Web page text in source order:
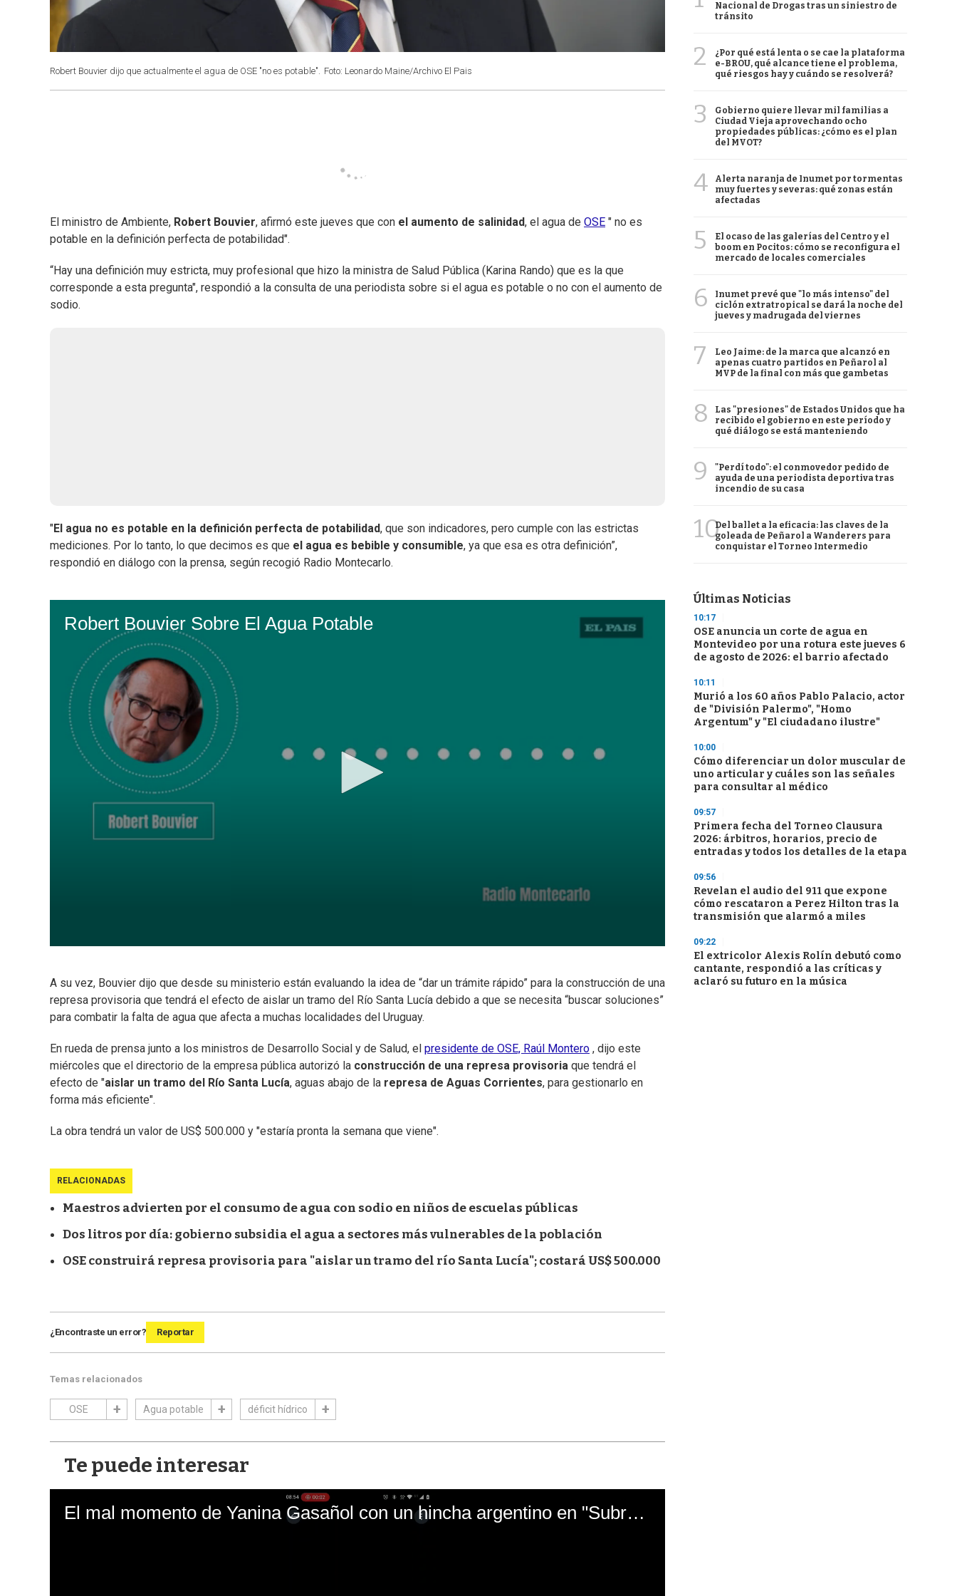
Robert Bouvier dijo que actualmente el agua de OSE "no es potable". Foto: Leonardo Maine/Archivo El Pais
El ministro de Ambiente, Robert Bouvier, afirmó este jueves que con el aumento de salinidad, el agua de OSE " no es
potable en la definición perfecta de potabilidad".
“Hay una definición muy estricta, muy profesional que hizo la ministra de Salud Pública (Karina Rando) que es la que
corresponde a esta pregunta", respondió a la consulta de una periodista sobre si el agua es potable o no con el aumento de
sodio.
"El agua no es potable en la definición perfecta de potabilidad, que son indicadores, pero cumple con las estrictas
mediciones. Por lo tanto, lo que decimos es que el agua es bebible y consumible, ya que esa es otra definición”,
respondió en diálogo con la prensa, según recogió Radio Montecarlo.
A su vez, Bouvier dijo que desde su ministerio están evaluando la idea de “dar un trámite rápido” para la construcción de una
represa provisoria que tendrá el efecto de aislar un tramo del Río Santa Lucía debido a que se necesita “buscar soluciones”
para combatir la falta de agua que afecta a muchas localidades del Uruguay.
En rueda de prensa junto a los ministros de Desarrollo Social y de Salud, el presidente de OSE, Raúl Montero , dijo este
miércoles que el directorio de la empresa pública autorizó la construcción de una represa provisoria que tendrá el
efecto de "aislar un tramo del Río Santa Lucía, aguas abajo de la represa de Aguas Corrientes, para gestionarlo en
forma más eficiente".
La obra tendrá un valor de US$ 500.000 y "estaría pronta la semana que viene".
RELACIONADAS
Maestros advierten por el consumo de agua con sodio en niños de escuelas públicas
Dos litros por día: gobierno subsidia el agua a sectores más vulnerables de la población
OSE construirá represa provisoria para "aislar un tramo del río Santa Lucía"; costará US$ 500.000
¿Encontraste un error? Reportar
Temas relacionados
OSE Agua potable déficit hídrico
Te puede interesar
El mal momento de Yanina Gasañol con un hincha argentino en "Subrayado"
Nacional de Drogas tras un siniestro de
tránsito
2
¿Por qué está lenta o se cae la plataforma
e-BROU, qué alcance tiene el problema,
qué riesgos hay y cuándo se resolverá?
3
Gobierno quiere llevar mil familias a
Ciudad Vieja aprovechando ocho
propiedades públicas: ¿cómo es el plan
del MVOT?
4
Alerta naranja de Inumet por tormentas
muy fuertes y severas: qué zonas están
afectadas
5
El ocaso de las galerías del Centro y el
boom en Pocitos: cómo se reconfigura el
mercado de locales comerciales
6
Inumet prevé que "lo más intenso" del
ciclón extratropical se dará la noche del
jueves y madrugada del viernes
7
Leo Jaime: de la marca que alcanzó en
apenas cuatro partidos en Peñarol al
MVP de la final con más que gambetas
8
Las "presiones" de Estados Unidos que ha
recibido el gobierno en este período y
qué diálogo se está manteniendo
9
"Perdí todo": el conmovedor pedido de
ayuda de una periodista deportiva tras
incendio de su casa
10Del ballet a la eficacia: las claves de la
goleada de Peñarol a Wanderers para
conquistar el Torneo Intermedio
Últimas Noticias
10:17
OSE anuncia un corte de agua en
Montevideo por una rotura este jueves 6
de agosto de 2026: el barrio afectado
10:11
Murió a los 60 años Pablo Palacio, actor
de "División Palermo", "Homo
Argentum" y "El ciudadano ilustre"
10:00
Cómo diferenciar un dolor muscular de
uno articular y cuáles son las señales
para consultar al médico
09:57
Primera fecha del Torneo Clausura
2026: árbitros, horarios, precio de
entradas y todos los detalles de la etapa
09:56
Revelan el audio del 911 que expone
cómo rescataron a Perez Hilton tras la
transmisión que alarmó a miles
09:22
El extricolor Alexis Rolín debutó como
cantante, respondió a las críticas y
aclaró su futuro en la música